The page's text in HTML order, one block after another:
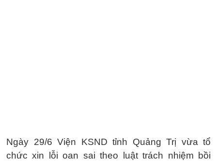
Ngày 29/6 Viện KSND tỉnh Quảng Trị vừa tổ
chức xin lỗi oan sai theo luật trách nhiệm bồi